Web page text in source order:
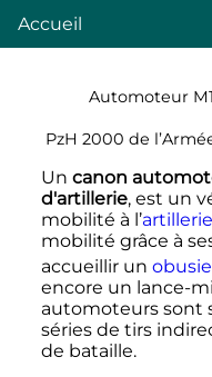
Accueil
Automoteur
PzH 2000 de
Un canon
d'artillerie, est un
mobilité à l’artillerie
mobilité grâce à
accueillir un
encore un lance-
automoteurs sont
séries de tirs
de bataille.